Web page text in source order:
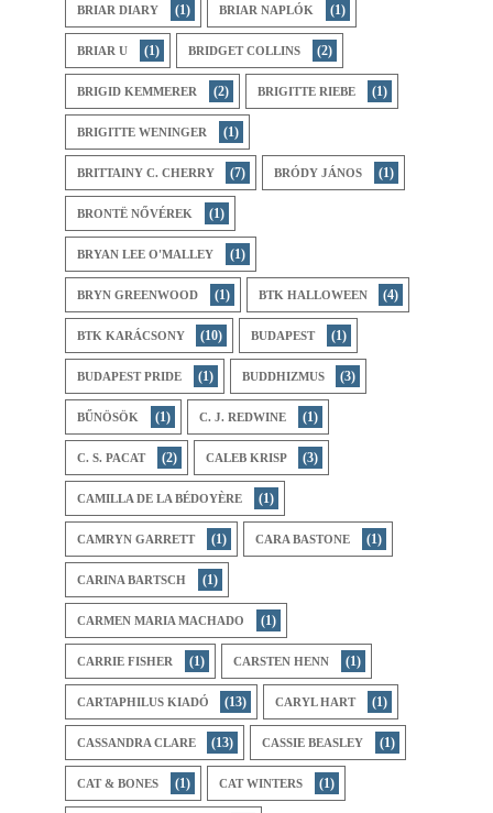
BRIAR DIARY (1) BRIAR NAPLÓK (1)
BRIAR U (1) BRIDGET COLLINS (2)
BRIGID KEMMERER (2) BRIGITTE RIEBE (1)
BRIGITTE WENINGER (1)
BRITTAINY C. CHERRY (7) BRÓDY JÁNOS (1)
BRONTË NŐVÉREK (1)
BRYAN LEE O'MALLEY (1)
BRYN GREENWOOD (1) BTK HALLOWEEN (4)
BTK KARÁCSONY (10) BUDAPEST (1)
BUDAPEST PRIDE (1) BUDDHIZMUS (3)
BŰNÖSÖK (1) C. J. REDWINE (1)
C. S. PACAT (2) CALEB KRISP (3)
CAMILLA DE LA BÉDOYÈRE (1)
CAMRYN GARRETT (1) CARA BASTONE (1)
CARINA BARTSCH (1)
CARMEN MARIA MACHADO (1)
CARRIE FISHER (1) CARSTEN HENN (1)
CARTAPHILUS KIADÓ (13) CARYL HART (1)
CASSANDRA CLARE (13) CASSIE BEASLEY (1)
CAT & BONES (1) CAT WINTERS (1)